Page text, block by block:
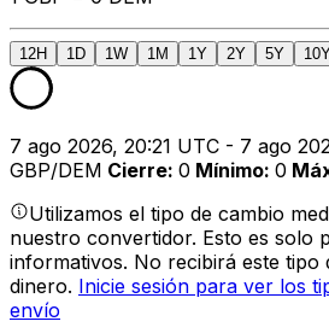
12H 1D 1W 1M 1Y 2Y 5Y
7 ago 2026, 20:21 UTC - 7 ago
GBP/DEM Cierre: 0 Mínimo: 0
Utilizamos el tipo de cambio
nuestro convertidor. Esto es solo
informativos. No recibirá este tipo
dinero. Inicie sesión para ver los
envío